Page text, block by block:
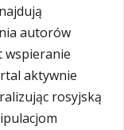
autorów
wspieranie
aktywnie
rosyjską